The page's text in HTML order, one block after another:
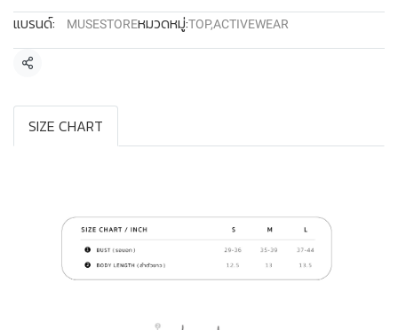
แบรนด์:
MUSESTOREหมวดหมู่:TOP,ACTIVEWEAR
แชร์
SIZE CHART